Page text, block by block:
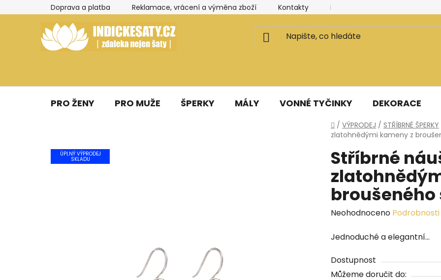
na
Doprava a platba Reklamace, vrácení a výměna zboží Kontakty Kancelář a ateliér
PRO ŽENY PRO MUŽE ŠPERKY MÁLY VONNÉ TYČINKY DEKORACE
Domů
/ VÝPRODEJ / STŘÍBRNÉ ŠPERKY
zlatohnědými kameny z
Stříbrné
broušeného
Průměrné
produktu
0,0
Neohodnoceno
Jednoduché a elegantní...
Dostupnost
Můžeme doručit do:
ÚPLNÝ VÝPRODEJ
SKLADU